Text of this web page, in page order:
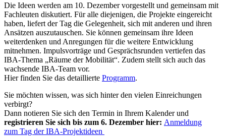
Die Ideen werden am 10. Dezember vorgestellt und gemeinsam mit
Fachleuten diskutiert. Für alle diejenigen, die Projekte eingereicht
haben, liefert der Tag die Gelegenheit, sich mit anderen und ihren
Ansätzen auszutauschen. Sie können gemeinsam ihre Ideen
weiterdenken und Anregungen für die weitere Entwicklung
mitnehmen. Impulsvorträge und Gesprächsrunden vertiefen das
IBA-Thema „Räume der Mobilität“. Zudem stellt sich auch das
wachsende IBA-Team vor.
Hier finden Sie das detaillierte Programm.
Sie möchten wissen, was sich hinter den vielen Einreichungen
verbirgt?
Dann notieren Sie sich den Termin in Ihrem Kalender und
registrieren Sie sich bis zum 6. Dezember hier: Anmeldung
zum Tag der IBA-Projektideen